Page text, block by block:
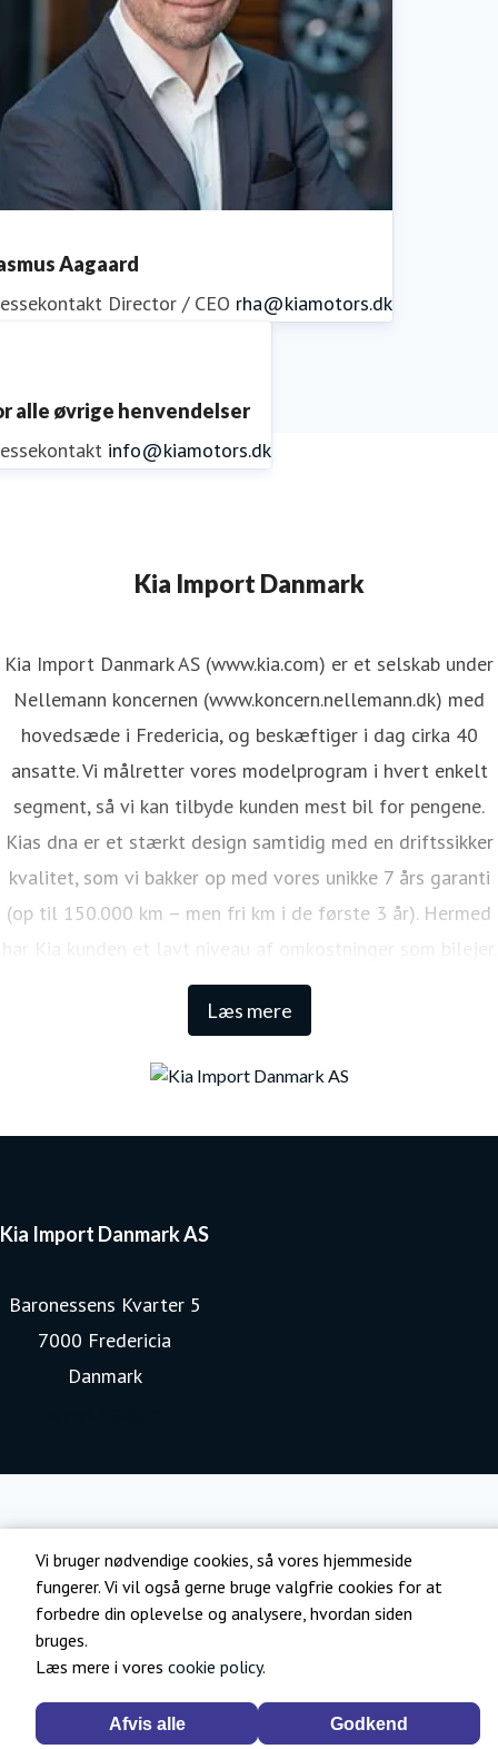
Vi bruger nødvendige cookies, så vores hjemmeside
fungerer. Vi vil også gerne bruge valgfrie cookies for at
forbedre din oplevelse og analysere, hvordan siden
bruges.
Læs mere i vores cookie policy.
Afvis alle Godkend
Aagaard
Director / CEO rha@kiamotors.dk
alle øvrige henvendelser
info@kiamotors.dk
Kia Import Danmark
Læs mere
Kia Import Danmark AS (www.kia.com) er et selskab under
Nellemann koncernen (www.koncern.nellemann.dk) med
hovedsæde i Fredericia, og beskæftiger i dag cirka 40
ansatte. Vi målretter vores modelprogram i hvert enkelt
segment, så vi kan tilbyde kunden mest bil for pengene.
Kias dna er et stærkt design samtidig med en driftssikker
kvalitet, som vi bakker op med vores unikke 7 års garanti
(op til 150.000 km – men fri km i de første 3 år). Hermed
har Kia kunden et lavt niveau af omkostninger som bilejer.
Den lange garanti sikrer samtidig én af de højeste
restværdier i markedet.
Kia Import Danmark AS
Baronessens Kvarter 5
7000 Fredericia
Danmark